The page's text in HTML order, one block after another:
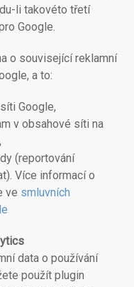
li takovéto třetí
Google.
o související reklamní
a to:
Google,
v obsahové síti na
(reportování
Více informací o
ve smluvních
data o používání
použít plugin